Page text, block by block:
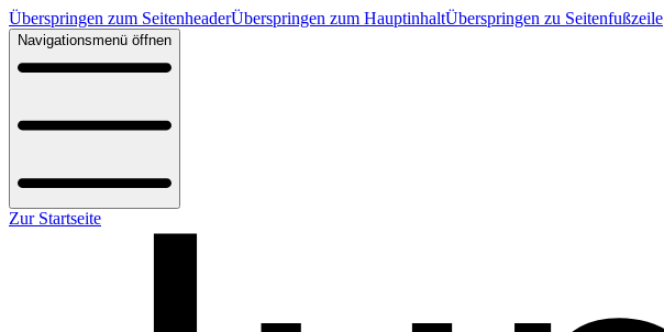
Überspringen zum SeitenheaderÜberspringen zum HauptinhaltÜberspringen zu Seitenfußzeile
Navigationsmenü öffnen
Zur Startseite